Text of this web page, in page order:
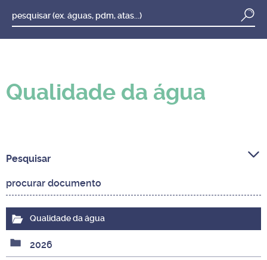
Qualidade da água
Pesquisar
Qualidade da água
2026